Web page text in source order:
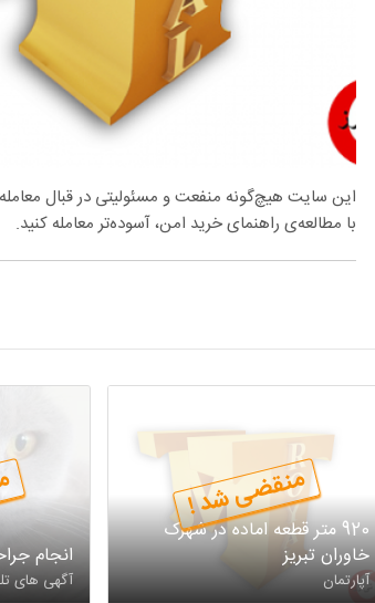
این سایت هیچ‌گونه منفعت و مسئولیتی در قبال
با مطالعه‌ی راهنمای خرید امن، آسوده‌تر معامله کنید.
منقضی شد !
920 متر قطعه اماده در شهرک
خاوران تبریز
آپارتمان
انجام
آگهی های